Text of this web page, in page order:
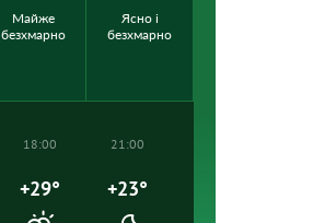
Майже
безхмарно
Ясно і
безхмарно
18:00
+29°
21:00
+23°